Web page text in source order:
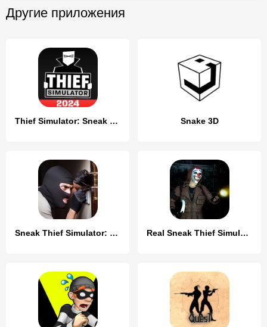
Другие приложения
Thief Simulator: Sneak & Steal Snake 3D
Sneak Thief Simulator: Robbery Real Sneak Thief Simulator 3D